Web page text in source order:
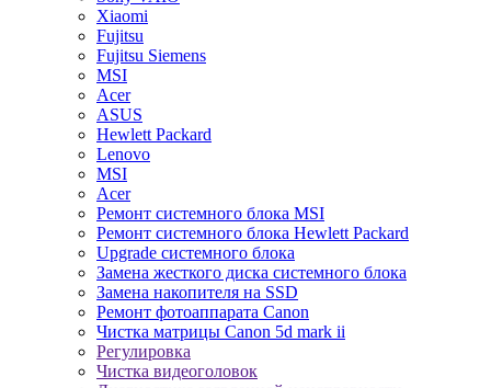
Xiaomi
Fujitsu
Fujitsu Siemens
MSI
Acer
ASUS
Hewlett Packard
Lenovo
MSI
Acer
Ремонт системного блока MSI
Ремонт системного блока Hewlett Packard
Upgrade системного блока
Замена жесткого диска системного блока
Замена накопителя на SSD
Ремонт фотоаппарата Canon
Чистка матрицы Canon 5d mark ii
Регулировка
Чистка видеоголовок